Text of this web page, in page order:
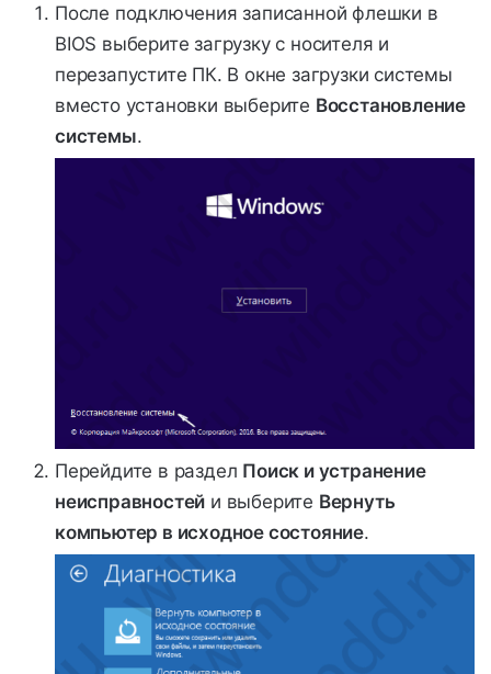
После подключения записанной флешки в
BIOS выберите загрузку с носителя и
перезапустите ПК. В окне загрузки системы
вместо установки выберите Восстановление
системы.
Перейдите в раздел Поиск и устранение
неисправностей и выберите Вернуть
компьютер в исходное состояние.